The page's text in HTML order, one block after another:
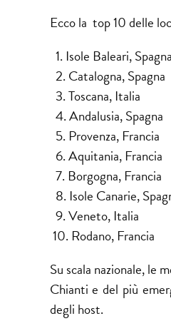
Ecco la top 10 delle
1. Isole Baleari, Spagna
2. Catalogna, Spagna
3. Toscana, Italia
4. Andalusia, Spagna
5. Provenza, Francia
6. Aquitania, Francia
7. Borgogna, Francia
8. Isole Canarie,
9. Veneto, Italia
10. Rodano, Francia
Su scala nazionale, le
Chianti e del più
degli host.